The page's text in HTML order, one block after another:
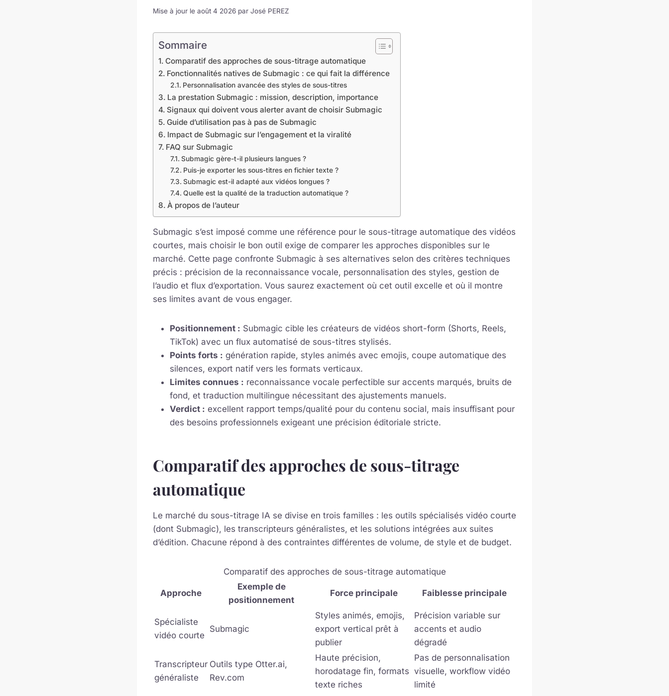
Mise à jour le août 4 2026 par José PEREZ
Sommaire
Comparatif des approches de sous-titrage automatique
Fonctionnalités natives de Submagic : ce qui fait la différence
Personnalisation avancée des styles de sous-titres
La prestation Submagic : mission, description, importance
Signaux qui doivent vous alerter avant de choisir Submagic
Guide d’utilisation pas à pas de Submagic
Impact de Submagic sur l’engagement et la viralité
FAQ sur Submagic
Submagic gère-t-il plusieurs langues ?
Puis-je exporter les sous-titres en fichier texte ?
Submagic est-il adapté aux vidéos longues ?
Quelle est la qualité de la traduction automatique ?
À propos de l’auteur
Submagic s’est imposé comme une référence pour le sous-titrage automatique des vidéos
courtes, mais choisir le bon outil exige de comparer les approches disponibles sur le
marché. Cette page confronte Submagic à ses alternatives selon des critères techniques
précis : précision de la reconnaissance vocale, personnalisation des styles, gestion de
l’audio et flux d’exportation. Vous saurez exactement où cet outil excelle et où il montre
ses limites avant de vous engager.
Positionnement : Submagic cible les créateurs de vidéos short-form (Shorts, Reels,
TikTok) avec un flux automatisé de sous-titres stylisés.
Points forts : génération rapide, styles animés avec emojis, coupe automatique des
silences, export natif vers les formats verticaux.
Limites connues : reconnaissance vocale perfectible sur accents marqués, bruits de
fond, et traduction multilingue nécessitant des ajustements manuels.
Verdict : excellent rapport temps/qualité pour du contenu social, mais insuffisant pour
des besoins professionnels exigeant une précision éditoriale stricte.
Comparatif des approches de sous-titrage
automatique
Le marché du sous-titrage IA se divise en trois familles : les outils spécialisés vidéo courte
(dont Submagic), les transcripteurs généralistes, et les solutions intégrées aux suites
d’édition. Chacune répond à des contraintes différentes de volume, de style et de budget.
Comparatif des approches de sous-titrage automatique
Approche
Exemple de
positionnement
Force principale Faiblesse principale
Spécialiste
vidéo courte
Submagic
Styles animés, emojis,
export vertical prêt à
publier
Précision variable sur
accents et audio
dégradé
Transcripteur
généraliste
Outils type Otter.ai,
Rev.com
Haute précision,
horodatage fin, formats
texte riches
Pas de personnalisation
visuelle, workflow vidéo
limité